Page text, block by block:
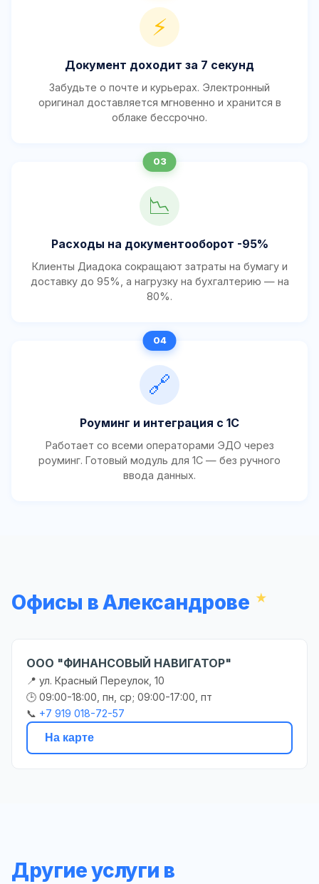
⚡
Документ доходит за 7 секунд
Забудьте о почте и курьерах. Электронный
оригинал доставляется мгновенно и хранится в
облаке бессрочно.
📉
Расходы на документооборот -95%
Клиенты Диадока сокращают затраты на бумагу и
доставку до 95%, а нагрузку на бухгалтерию — на
80%.
🔗
Роуминг и интеграция с 1С
Работает со всеми операторами ЭДО через
роуминг. Готовый модуль для 1С — без ручного
ввода данных.
Офисы в Александрове
ООО "ФИНАНСОВЫЙ НАВИГАТОР"
📍 ул. Красный Переулок, 10
🕒 09:00-18:00, пн, ср; 09:00-17:00, пт
📞 +7 919 018-72-57
На карте
Другие услуги в